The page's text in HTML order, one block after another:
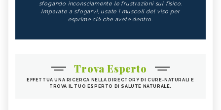
sfogando inconsciamente le frustrazioni sul fisico.
Imparate a sfogarvi, usate i muscoli del viso per
esprime ciò che avete dentro.
Trova Esperto
EFFETTUA UNA RICERCA NELLA DIRECTORY DI CURE-NATURALI E
TROVA IL TUO ESPERTO DI SALUTE NATURALE.